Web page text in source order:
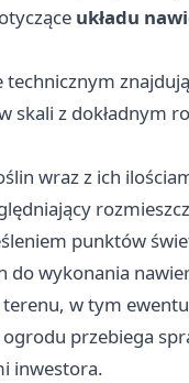
układu
skali z dokładnym
wraz z ich
punktów
do wykonania
w tym
przebiega
inwestora.